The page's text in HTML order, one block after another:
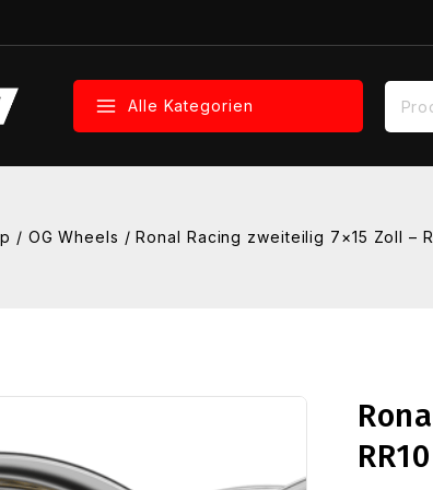
Alle Kategorien
/ OG Wheels / Ronal Racing zweiteilig 7×15 Zoll –